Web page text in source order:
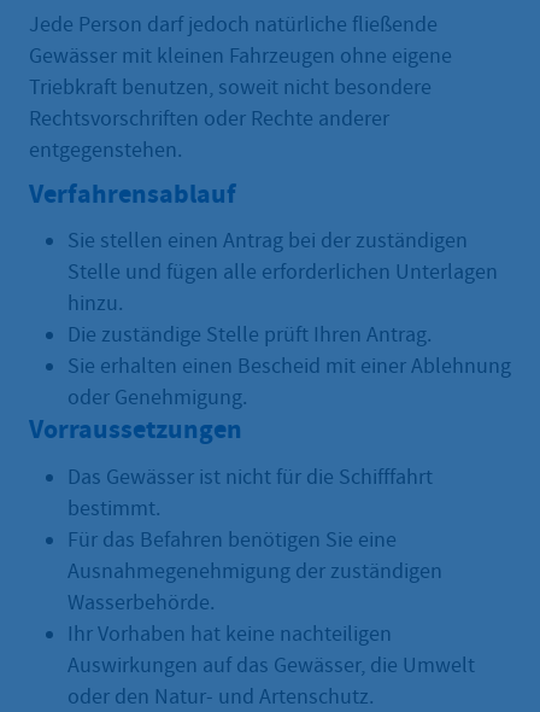
Jede Person darf jedoch natürliche fließende
Gewässer mit kleinen Fahrzeugen ohne eigene
Triebkraft benutzen, soweit nicht besondere
Rechtsvorschriften oder Rechte anderer
entgegenstehen.
Verfahrensablauf
Sie stellen einen Antrag bei der zuständigen
Stelle und fügen alle erforderlichen Unterlagen
hinzu.
Die zuständige Stelle prüft Ihren Antrag.
Sie erhalten einen Bescheid mit einer Ablehnung
oder Genehmigung.
Vorraussetzungen
Das Gewässer ist nicht für die Schifffahrt
bestimmt.
Für das Befahren benötigen Sie eine
Ausnahmegenehmigung der zuständigen
Wasserbehörde.
Ihr Vorhaben hat keine nachteiligen
Auswirkungen auf das Gewässer, die Umwelt
oder den Natur‑ und Artenschutz.